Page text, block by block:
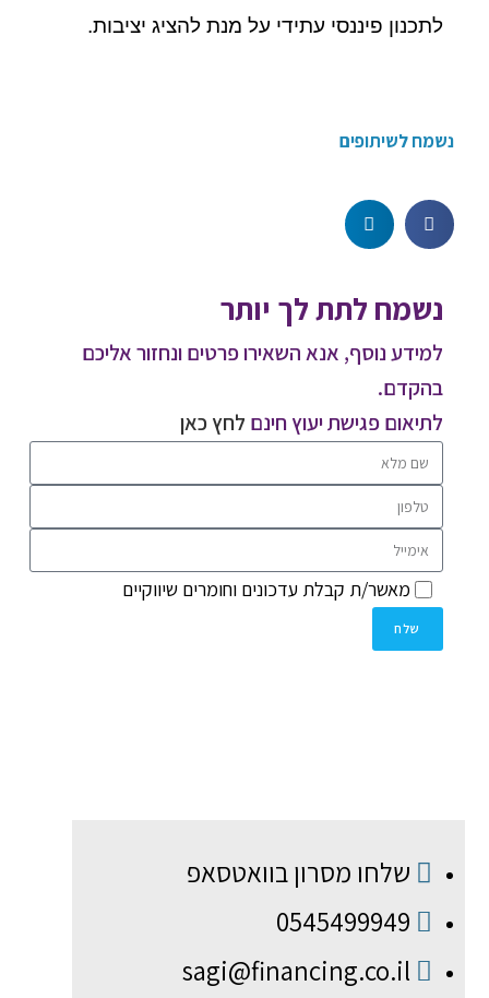
לתכנון פיננסי עתידי על מנת להציג יציבות.
נשמח לשיתופים
נשמח לתת לך יותר
למידע נוסף, אנא השאירו פרטים ונחזור אליכם
בהקדם.
לתיאום פגישת יעוץ חינםלחץ כאן
מאשר/ת קבלת עדכונים וחומרים שיווקיים
שלח
שלחו מסרון בוואטסאפ
0545499949
sagi@financing.co.il